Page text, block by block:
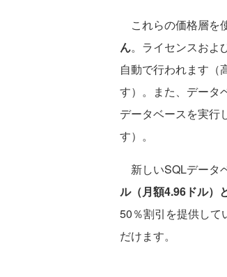
これらの価格層を
ん。ライセンスおよ
自動で行われます（
す）。また、データ
データベースを実行
す）。
新しいSQLデータ
ル（月額4.96ドル）
50％割引を提供して
だけます。